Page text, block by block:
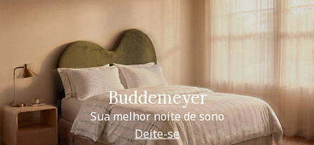
Buddemeyer
Sua melhor noite de sono
Deite-se